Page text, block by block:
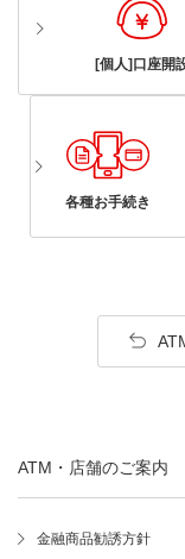
[個人]口座開
各種お手続き
ATM・店舗のご案内
金融商品勧誘方針